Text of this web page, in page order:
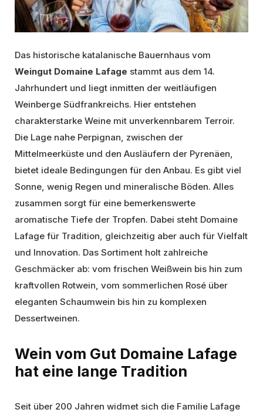
Das historische katalanische Bauernhaus vom
Weingut Domaine Lafage stammt aus dem 14.
Jahrhundert und liegt inmitten der weitläufigen
Weinberge Südfrankreichs. Hier entstehen
charakterstarke Weine mit unverkennbarem Terroir.
Die Lage nahe Perpignan, zwischen der
Mittelmeerküste und den Ausläufern der Pyrenäen,
bietet ideale Bedingungen für den Anbau. Es gibt viel
Sonne, wenig Regen und mineralische Böden. Alles
zusammen sorgt für eine bemerkenswerte
aromatische Tiefe der Tropfen. Dabei steht Domaine
Lafage für Tradition, gleichzeitig aber auch für Vielfalt
und Innovation. Das Sortiment holt zahlreiche
Geschmäcker ab: vom frischen Weißwein bis hin zum
kraftvollen Rotwein, vom sommerlichen Rosé über
eleganten Schaumwein bis hin zu komplexen
Dessertweinen.
Wein vom Gut Domaine Lafage
hat eine lange Tradition
Seit über 200 Jahren widmet sich die Familie Lafage